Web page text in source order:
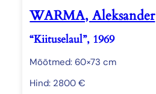
WARMA, Aleksander
“Kiituselaul”, 1969
Mõõtmed: 60×73 cm
Hind: 2800€